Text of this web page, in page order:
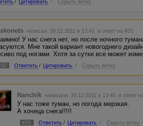
/ Цитировать / Скрыть ветку
написал 30.12.2011 в 13:41 в ответ на #31
У нас снега нет, но после ночного
Мне такой вариант новогоднего
под ногами. Хотя за сутки все может
Ответить / Цитировать / Скрыть ветку
Nanchik написала 30.12.2011 в 13:45 в ответ
У нас тоже туман, но погода мерзкая.
А хочеца снега!!!!!
#33 Ответить / Цитировать / Скрыть ветку